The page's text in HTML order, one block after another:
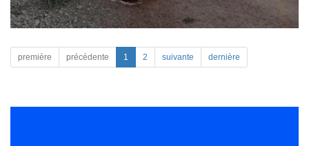
première précédente 1 2 suivante dernière